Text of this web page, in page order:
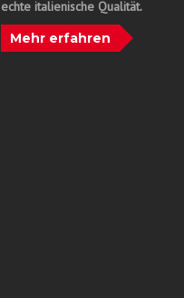
echte italienische Qualität.
Mehr erfahren